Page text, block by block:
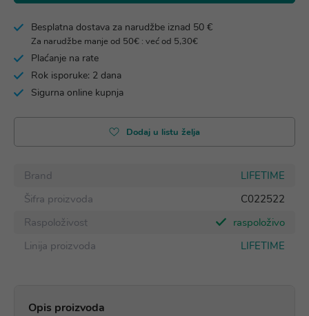
Besplatna dostava za narudžbe iznad 50 €
Za narudžbe manje od 50€ : već od 5,30€
Plaćanje na rate
Rok isporuke: 2 dana
Sigurna online kupnja
Dodaj u listu želja
Brand
LIFETIME
Šifra proizvoda
C022522
Raspoloživost
raspoloživo
Linija proizvoda
LIFETIME
Opis proizvoda